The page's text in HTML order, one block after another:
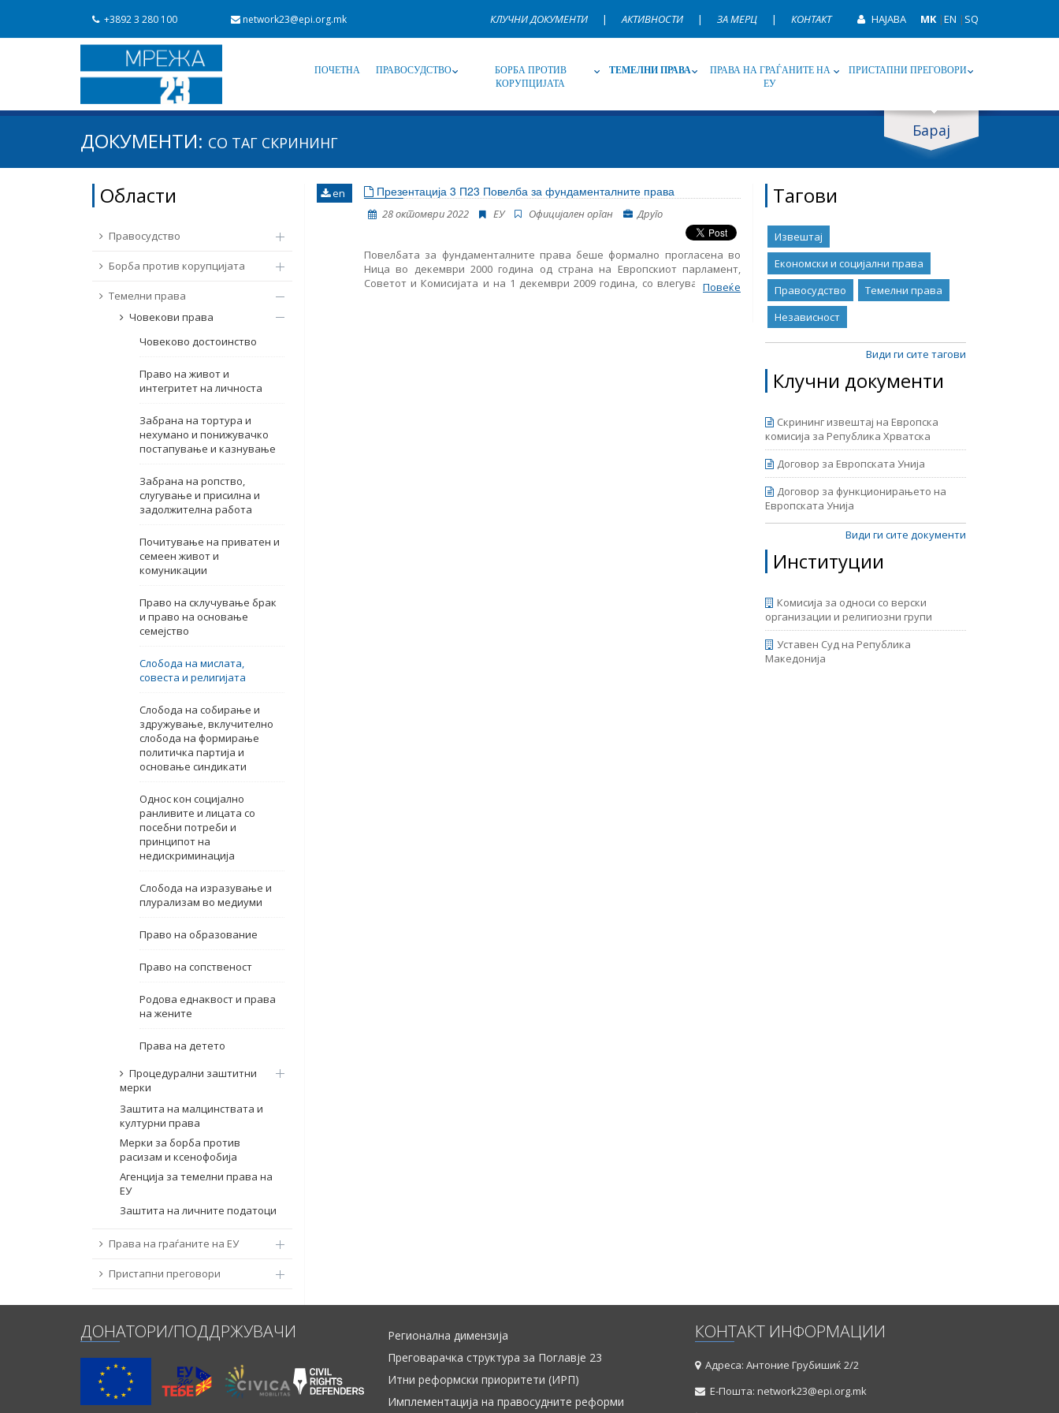
+3892 3 280 100 network23@epi.org.mk КЛУЧНИ ДОКУМЕНТИ | АКТИВНОСТИ | ЗА МЕРЦ | КОНТАКТ НАЈАВА MK|EN | SQ
ПОЧЕТНА ПРАВОСУДСТВО
БОРБА ПРОТИВ
КОРУПЦИЈАТА
ТЕМЕЛНИ ПРАВА
ПРАВА НА ГРАЃАНИТЕ НА
ЕУ
ПРИСТАПНИ ПРЕГОВОРИ
Барај
Барај документи
Јазик Име, опис или клучен збор
ДОКУМЕНТИ: СО ТАГ СКРИНИНГ
Области
Правосудство
Борба против корупцијата
Темелни права
Човекови права
Човеково достоинство
Право на живот и
интегритет на личноста
Забрана на тортура и
нехумано и понижувачко
постапување и казнување
Забрана на ропство,
слугување и присилна и
задолжителна работа
Почитување на приватен и
семеен живот и
комуникации
Право на склучување брак
и право на основање
семејство
Слобода на мислата,
совеста и религијата
Слобода на собирање и
здружување, вклучително
слобода на формирање
политичка партија и
основање синдикати
Однос кон социјално
ранливите и лицата со
посебни потреби и
принципот на
недискриминација
Слобода на изразување и
плурализам во медиуми
Право на образование
Право на сопственост
Родова еднаквост и права
на жените
Права на детето
Процедурални заштитни
мерки
Заштита на малцинствата и
културни права
Мерки за борба против
расизам и ксенофобија
Агенција за темелни права на
ЕУ
Заштита на личните податоци
Права на граѓаните на ЕУ
Пристапни преговори
en Презентација 3 П23 Повелба за фундаменталните права
28 октомври 2022 ЕУ Oфицијален орган Друго
Повелбата за фундаменталните права беше формално прогласена во
Ница во декември 2000 година од страна на Европскиот парламент,
Советот и Комисијата и на 1 декември 2009 година, со влегувањето во
сила на Лисабонскиот договор, на повелбата ѝ беше дадено
Повеќе
Тагови
Извештај
Економски и социјални права
Правосудство
Темелни права
Независност
Види ги сите тагови
Клучни документи
Скрининг извештај на Европска
комисија за Република Хрватска
Договор за Европската Унија
Договор за функционирањето на
Европската Унија
Види ги сите документи
Институции
Комисија за односи со верски
организации и религиозни групи
Уставен Суд на Република
Македонија
ДОНАТОРИ/ПОДДРЖУВАЧИ
Регионална димензија
Преговарачка структура за Поглавје 23
Итни реформски приоритети (ИРП)
Имплементација на правосудните реформи
КОНТАКТ ИНФОРМАЦИИ
Адреса: Антоние Грубишиќ 2/2
Е-Пошта: network23@epi.org.mk